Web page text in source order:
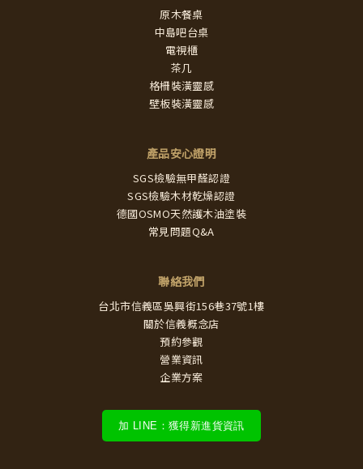
原木餐桌
中島吧台桌
電視櫃
茶几
格柵裝潢靈感
壁板裝潢靈感
產品安心證明
SGS檢驗無甲醛認證
SGS檢驗木材乾燥認證
德國OSMO天然護木油塗裝
常見問題Q&A
聯絡我們
台北市信義區吳興街156巷37號1樓
關於信義概念店
預約參觀
營業資訊
企業方案
加 LINE：獲得新進貨資訊